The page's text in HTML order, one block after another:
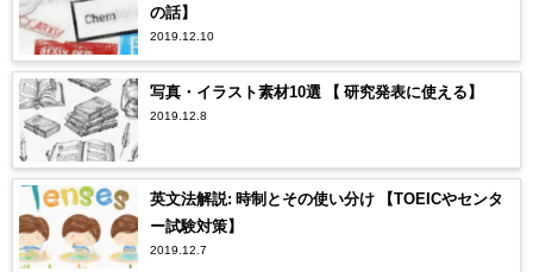
の話】
2019.12.10
写真・イラスト素材10選 【 研究発表に使える】
2019.12.8
英文法解説: 時制とその使い分け 【TOEICやセンタ
ー試験対策】
2019.12.7